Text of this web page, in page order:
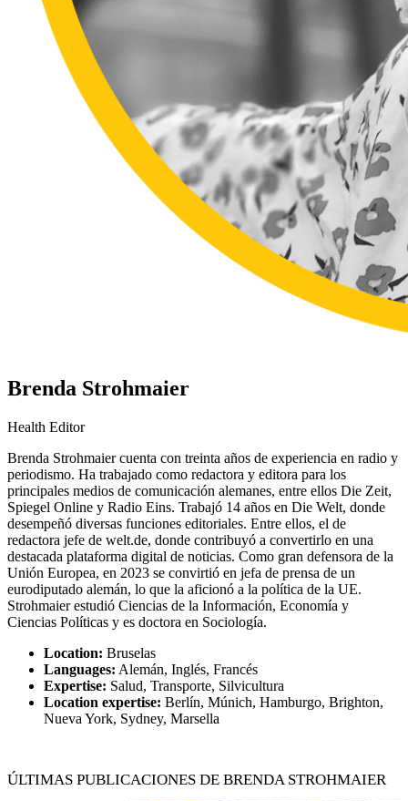
Brenda Strohmaier
Health Editor
Brenda Strohmaier cuenta con treinta años de experiencia en radio y
periodismo. Ha trabajado como redactora y editora para los
principales medios de comunicación alemanes, entre ellos Die Zeit,
Spiegel Online y Radio Eins. Trabajó 14 años en Die Welt, donde
desempeñó diversas funciones editoriales. Entre ellos, el de
redactora jefe de welt.de, donde contribuyó a convertirlo en una
destacada plataforma digital de noticias. Como gran defensora de la
Unión Europea, en 2023 se convirtió en jefa de prensa de un
eurodiputado alemán, lo que la aficionó a la política de la UE.
Strohmaier estudió Ciencias de la Información, Economía y
Ciencias Políticas y es doctora en Sociología.
Location: Bruselas
Languages: Alemán, Inglés, Francés
Expertise: Salud, Transporte, Silvicultura
Location expertise: Berlín, Múnich, Hamburgo, Brighton,
Nueva York, Sydney, Marsella
ÚLTIMAS PUBLICACIONES DE BRENDA STROHMAIER